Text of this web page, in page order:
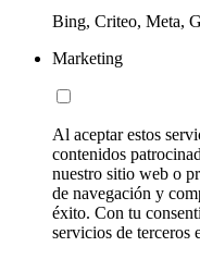
Bing, Criteo, Meta,
Marketing
Al aceptar estos
contenidos
nuestro sitio web o
de navegación y
éxito. Con tu
servicios de terceros